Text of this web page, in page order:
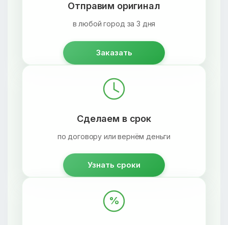
Отправим оригинал
в любой город за 3 дня
Заказать
Сделаем в срок
по договору или вернём деньги
Узнать сроки
%